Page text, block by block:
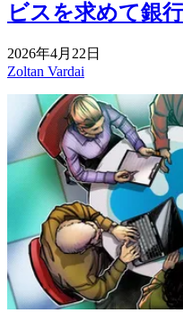
ビスを求めて銀
2026年4月22日
Zoltan Vardai